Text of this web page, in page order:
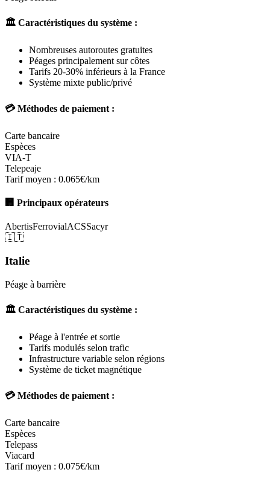
🏛️ Caractéristiques du système :
Nombreuses autoroutes gratuites
Péages principalement sur côtes
Tarifs 20-30% inférieurs à la France
Système mixte public/privé
💳 Méthodes de paiement :
Carte bancaire
Espèces
VIA-T
Telepeaje
Tarif moyen : 0.065€/km
🏢 Principaux opérateurs
AbertisFerrovialACSSacyr
🇮🇹
Italie
Péage à barrière
🏛️ Caractéristiques du système :
Péage à l'entrée et sortie
Tarifs modulés selon trafic
Infrastructure variable selon régions
Système de ticket magnétique
💳 Méthodes de paiement :
Carte bancaire
Espèces
Telepass
Viacard
Tarif moyen : 0.075€/km